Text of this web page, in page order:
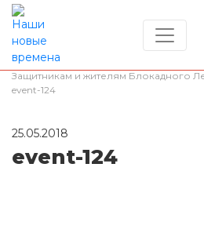
Главная /
Защитникам и жителям Блокадного
event-124
25.05.2018
event-124